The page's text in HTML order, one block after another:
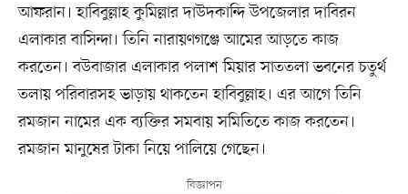
আফরান। হাবিবুল্লাহ কুমিল্লার দাউদকান্দি উপজেলার দাবিরন
এলাকার বাসিন্দা। তিনি নারায়ণগঞ্জে আমের আড়তে কাজ
করতেন। বউবাজার এলাকার পলাশ মিয়ার সাততলা ভবনের চতুর্থ
তলায় পরিবারসহ ভাড়ায় থাকতেন হাবিবুল্লাহ। এর আগে তিনি
রমজান নামের এক ব্যক্তির সমবায় সমিতিতে কাজ করতেন।
রমজান মানুষের টাকা নিয়ে পালিয়ে গেছেন।